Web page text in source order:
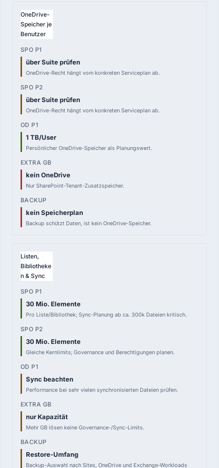
OneDrive-
Speicher je
Benutzer
über Suite prüfen
OneDrive-Recht hängt vom konkreten Serviceplan ab.
über Suite prüfen
OneDrive-Recht hängt vom konkreten Serviceplan ab.
1 TB/User
Persönlicher OneDrive-Speicher als Planungswert.
kein OneDrive
Nur SharePoint-Tenant-Zusatzspeicher.
kein Speicherplan
Backup schützt Daten, ist kein OneDrive-Speicher.
Listen,
Bibliotheke
n & Sync
30 Mio. Elemente
Pro Liste/Bibliothek; Sync-Planung ab ca. 300k Dateien kritisch.
30 Mio. Elemente
Gleiche Kernlimits; Governance und Berechtigungen planen.
Sync beachten
Performance bei sehr vielen synchronisierten Dateien prüfen.
nur Kapazität
Mehr GB lösen keine Governance-/Sync-Limits.
Restore-Umfang
Backup-Auswahl nach Sites, OneDrive und Exchange-Workloads